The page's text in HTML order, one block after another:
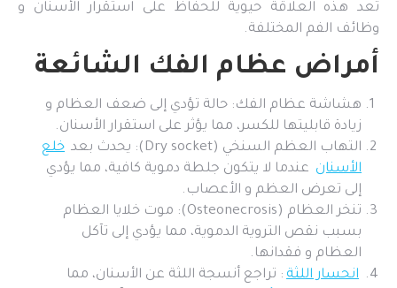
تُعد هذه العلاقة حيوية للحفاظ على استقرار الأسنان و
وظائف الفم المختلفة.
أمراض عظام الفك الشائعة
هشاشة عظام الفك: حالة تؤدي إلى ضعف العظام و
زيادة قابليتها للكسر، مما يؤثر على استقرار الأسنان.
التهاب العظم السنخي (Dry socket): يحدث بعد
خلع
الأسنان عندما لا يتكون جلطة دموية كافية، مما يؤدي
إلى تعرض العظم و الأعصاب.
تنخر العظام (Osteonecrosis): موت خلايا العظام
بسبب نقص التروية الدموية، مما يؤدي إلى تآكل
العظام و فقدانها.
انحسار اللثة : تراجع أنسجة اللثة عن الأسنان، مما